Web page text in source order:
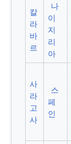
칼
라
바
르
나
이
지
리
아
사
라
고
사
스
페
인